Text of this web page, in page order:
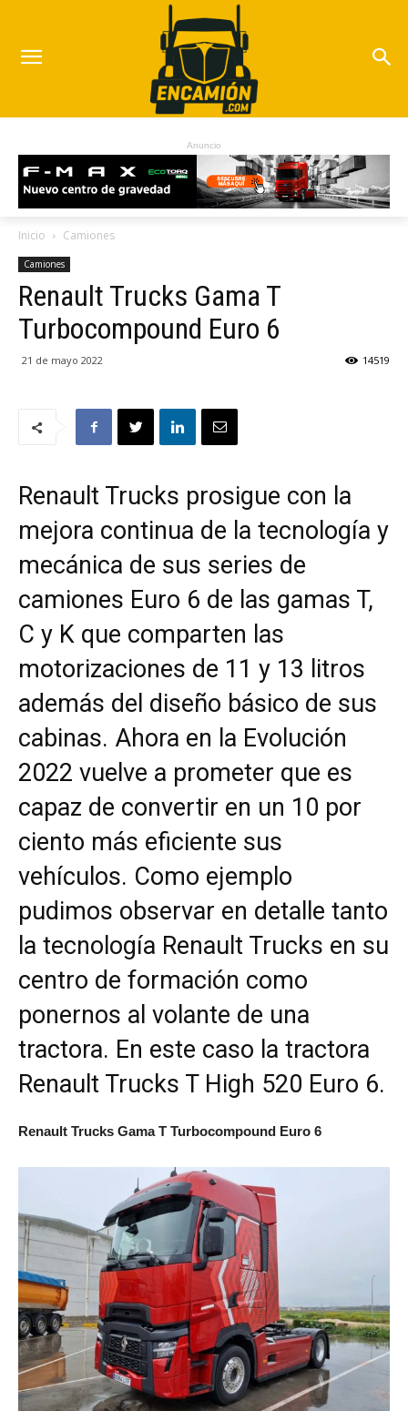
Anuncio
Inicio Camiones
Camiones
Renault Trucks Gama T
Turbocompound Euro 6
21 de mayo 2022 14519
Renault Trucks prosigue con la
mejora continua de la tecnología y
mecánica de sus series de
camiones Euro 6 de las gamas T,
C y K que comparten las
motorizaciones de 11 y 13 litros
además del diseño básico de sus
cabinas. Ahora en la Evolución
2022 vuelve a prometer que es
capaz de convertir en un 10 por
ciento más eficiente sus
vehículos. Como ejemplo
pudimos observar en detalle tanto
la tecnología Renault Trucks en su
centro de formación como
ponernos al volante de una
tractora. En este caso la tractora
Renault Trucks T High 520 Euro 6.
Renault Trucks Gama T Turbocompound Euro 6